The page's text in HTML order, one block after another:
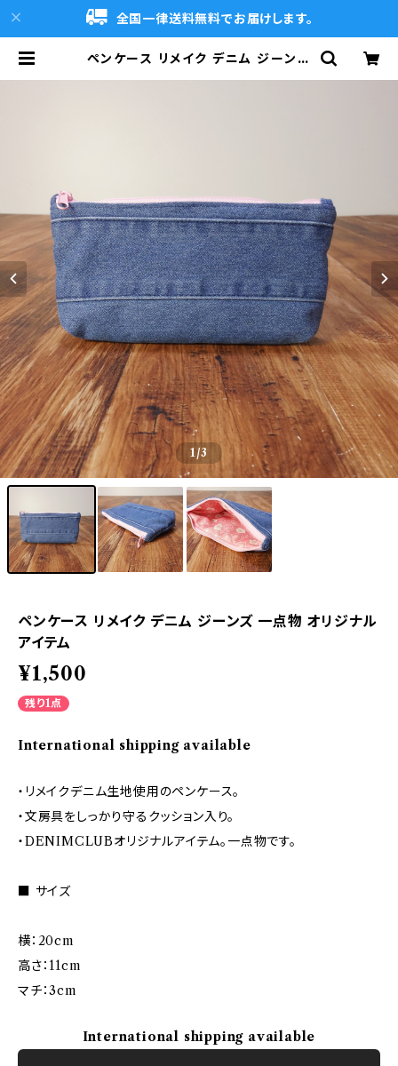
全国一律送料無料でお届けします。
ペンケース リメイク デニム ジーンズ
1/3
ペンケース リメイク デニム ジーンズ 一点物 オリジナル
アイテム
¥1,500
残り1点
International shipping available
・リメイクデニム生地使用のペンケース。
・文房具をしっかり守るクッション入り。
・DENIMCLUBオリジナルアイテム。一点物です。
■ サイズ
横：20cm
高さ：11cm
マチ：3cm
International shipping available